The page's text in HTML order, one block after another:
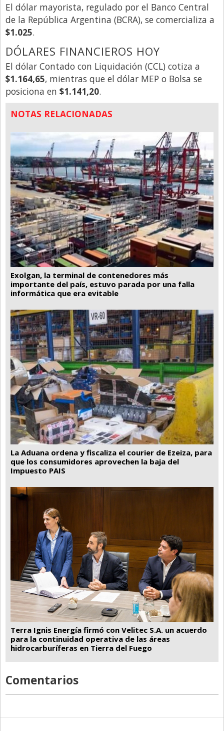
El dólar mayorista, regulado por el Banco Central
de la República Argentina (BCRA), se comercializa a
$1.025.
DÓLARES FINANCIEROS HOY
El dólar Contado con Liquidación (CCL) cotiza a
$1.164,65, mientras que el dólar MEP o Bolsa se
posiciona en $1.141,20.
NOTAS RELACIONADAS
Exolgan, la terminal de contenedores más
importante del país, estuvo parada por una falla
informática que era evitable
La Aduana ordena y fiscaliza el courier de Ezeiza, para
que los consumidores aprovechen la baja del
Impuesto PAIS
Terra Ignis Energía firmó con Velitec S.A. un acuerdo
para la continuidad operativa de las áreas
hidrocarburíferas en Tierra del Fuego
Comentarios